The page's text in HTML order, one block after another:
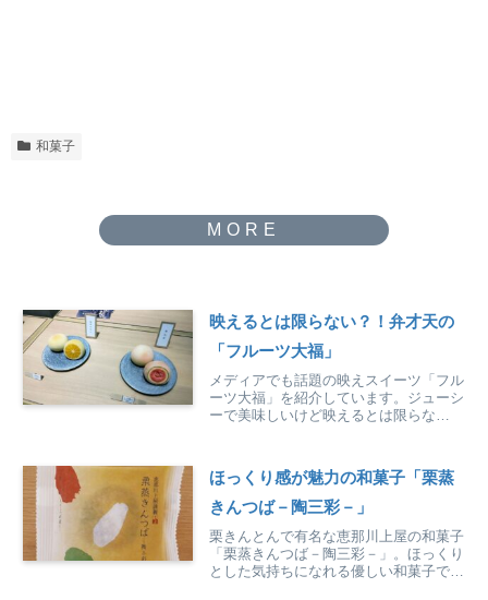
和菓子
映えるとは限らない？！弁才天の
「フルーツ大福」
メディアでも話題の映えスイーツ「フル
ーツ大福」を紹介しています。ジューシ
ーで美味しいけど映えるとは限らな
ほっくり感が魅力の和菓子「栗蒸
きんつば－陶三彩－」
栗きんとんで有名な恵那川上屋の和菓子
「栗蒸きんつば－陶三彩－」。ほっくり
とした気持ちになれる優しい和菓子で